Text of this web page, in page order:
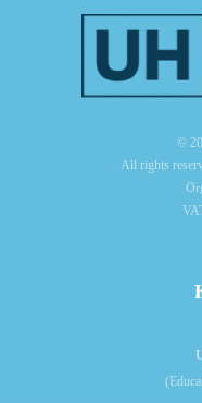
©
All rights